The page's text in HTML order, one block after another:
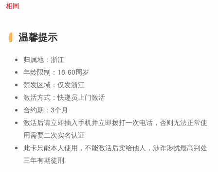
相同
温馨提示
归属地：浙江
年龄限制：18-60周岁
禁发区域：仅发浙江
激活方式：快递员上门激活
合约期：3个月
激活后请立即插入手机并立即拨打一次电话，否则无法正常使
用需要二次实名认证
此卡只能本人使用，不能激活后卖给他人，涉诈涉扰最高判处
三年有期徒刑